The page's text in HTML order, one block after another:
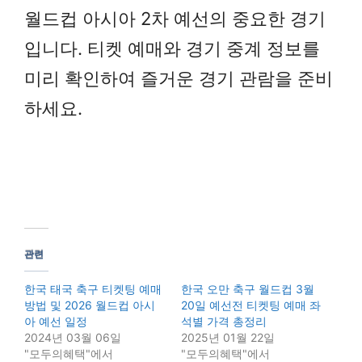
월드컵 아시아 2차 예선의 중요한 경기
입니다. 티켓 예매와 경기 중계 정보를
미리 확인하여 즐거운 경기 관람을 준비
하세요.
관련
한국 태국 축구 티켓팅 예매
방법 및 2026 월드컵 아시
아 예선 일정
2024년 03월 06일
"모두의혜택"에서
한국 오만 축구 월드컵 3월
20일 예선전 티켓팅 예매 좌
석별 가격 총정리
2025년 01월 22일
"모두의혜택"에서